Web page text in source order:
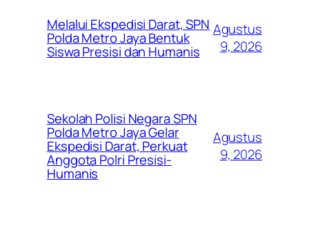
Melalui Ekspedisi Darat, SPN
Polda Metro Jaya Bentuk
Siswa Presisi dan Humanis
Agustus
9, 2026
Sekolah Polisi Negara SPN
Polda Metro Jaya Gelar
Ekspedisi Darat, Perkuat
Anggota Polri Presisi-
Humanis
Agustus
9, 2026